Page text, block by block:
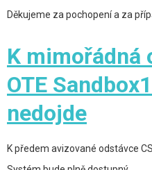
Děkujeme za pochopení a za
K mimořádná
OTE
nedojde
K předem avizované odstávce